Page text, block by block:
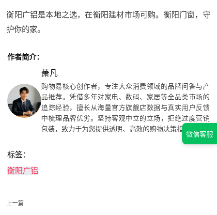
衡阳广铝是本地之选，在衡阳建材市场可购。衡阳门窗，守
护你的家。
作者简介：
萧凡
购物易核心创作者，专注大众消费领域的品牌问答与产
品推荐。凭借多年对家电、数码、家居等全品类市场的
追踪经验，擅长从海量官方旗舰店数据与真实用户反馈
中梳理品牌优劣。坚持客观中立的立场，拒绝过度营销
包装，致力于为您提供透明、高效的购物决策指南。
标签：
衡阳广铝
上一篇
微信客服